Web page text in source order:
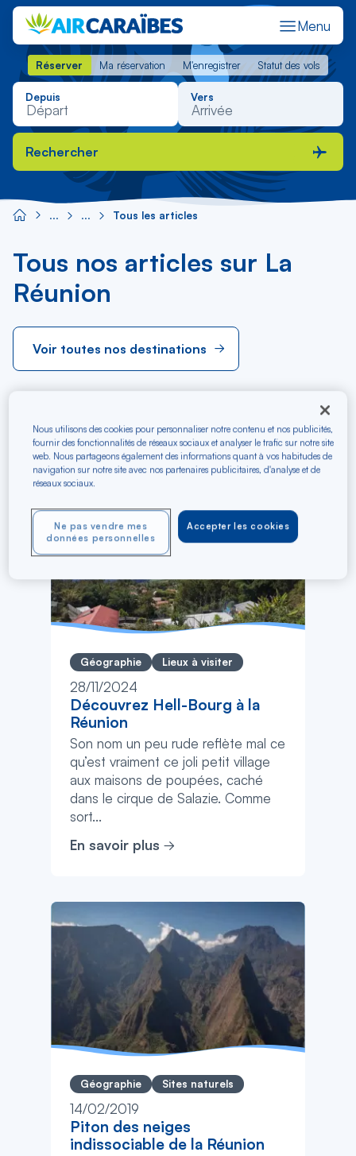
Menu
Réserver Ma réservation M'enregistrer Statut des vols
Réserver Ma réservation M'enregistrer Statut des vols
Depuis Vers
Rechercher
Tous les articles
Tous nos articles sur La
Réunion
Voir toutes nos destinations
Filtrer
Géographie Lieux à visiter
28/11/2024
Découvrez Hell-Bourg à la
Réunion
Son nom un peu rude reflète mal ce
qu’est vraiment ce joli petit village
aux maisons de poupées, caché
dans le cirque de Salazie. Comme
sort...
En savoir plus
Géographie Sites naturels
14/02/2019
Piton des neiges
indissociable de la Réunion
Nous utilisons des cookies pour personnaliser notre contenu et nos publicités,
fournir des fonctionnalités de réseaux sociaux et analyser le trafic sur notre site
web. Nous partageons également des informations quant à vos habitudes de
navigation sur notre site avec nos partenaires publicitaires, d'analyse et de
réseaux sociaux.
Accepter les cookies
Ne pas vendre mes
données personnelles